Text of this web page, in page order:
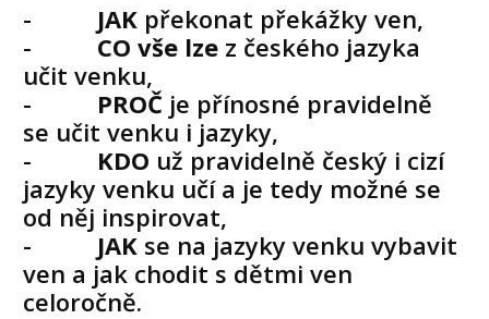
-
JAK překonat překážky ven,
- CO vše lze z českého jazyka
učit venku,
-
PROČ je přínosné pravidelně
se učit venku i jazyky,
- KDO už pravidelně český i cizí
jazyky venku učí a je tedy možné se
od něj inspirovat,
-
JAK se na jazyky venku vybavit
ven a jak chodit s dětmi ven
celoročně.